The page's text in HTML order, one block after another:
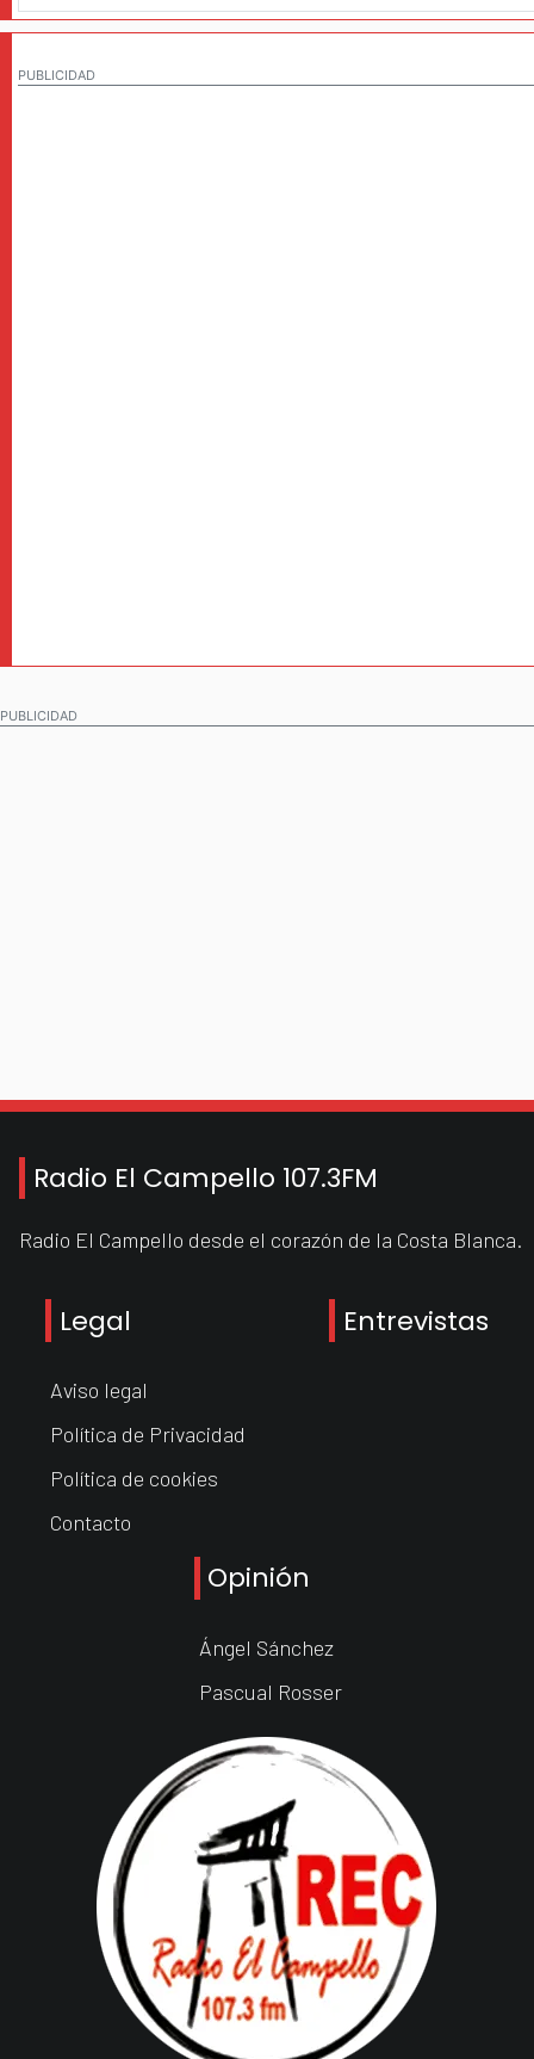
PUBLICIDAD
PUBLICIDAD
Radio El Campello 107.3FM
Radio El Campello desde el corazón de la Costa Blanca.
Legal
Aviso legal
Política de Privacidad
Política de cookies
Contacto
Entrevistas
Opinión
Ángel Sánchez
Pascual Rosser